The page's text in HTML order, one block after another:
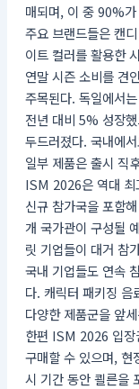
매되며, 이 중 90%
주요 브랜드들은 캔
이트 컬러를 활용한
연말 시즌 소비를 견
주목된다. 독일에서
전년 대비 5% 성장
두드러졌다. 국내에
일부 제품은 출시 직
ISM 2026은 역대 최
신규 참가국을 포함
개 국가관이 구성될
릿 기업들이 대거 참
국내 기업들도 연속
다. 캐릭터 패키징 음
다양한 제품군을 앞
한편 ISM 2026 입장
구매할 수 있으며, 현
시 기간 동안 쾰른을